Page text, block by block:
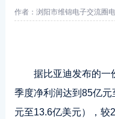
作者：浏阳市维锦电子交流圈
据比亚迪发布的一
季度净利润达到85亿
元至13.6亿美元），较